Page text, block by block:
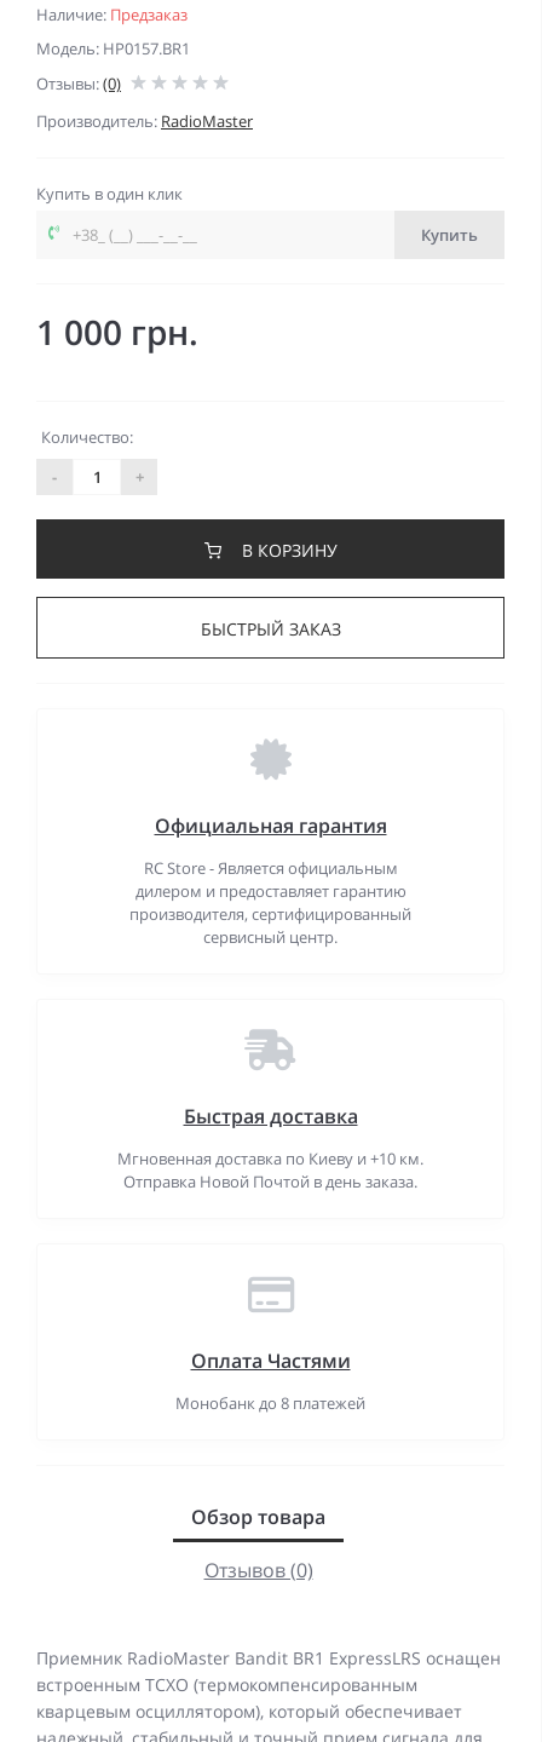
Наличие: Предзаказ
Модель: HP0157.BR1
Отзывы:(0)
Производитель: RadioMaster
Купить в один клик
Купить
1 000 грн.
Количество:
-
+
В КОРЗИНУ
БЫСТРЫЙ ЗАКАЗ
Официальная гарантия
RC Store - Является официальным
дилером и предоставляет гарантию
производителя, сертифицированный
сервисный центр.
Быстрая доставка
Мгновенная доставка по Киеву и +10 км.
Отправка Новой Почтой в день заказа.
Оплата Частями
Монобанк до 8 платежей
Обзор товара
Отзывов (0)
Приемник RadioMaster Bandit BR1 ExpressLRS оснащен
встроенным TCXO (термокомпенсированным
кварцевым осциллятором), который обеспечивает